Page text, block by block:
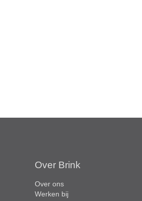
Over Brink
Over ons
Werken bij